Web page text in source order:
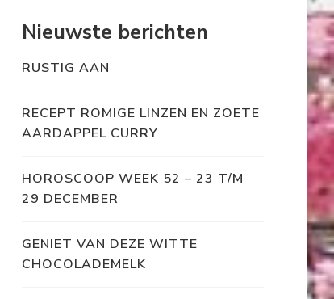
Nieuwste berichten
RUSTIG AAN
RECEPT ROMIGE LINZEN EN ZOETE
AARDAPPEL CURRY
HOROSCOOP WEEK 52 – 23 T/M
29 DECEMBER
GENIET VAN DEZE WITTE
CHOCOLADEMELK